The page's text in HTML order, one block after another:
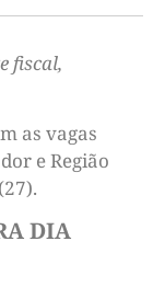
fiscal,
as vagas
e Região
DIA